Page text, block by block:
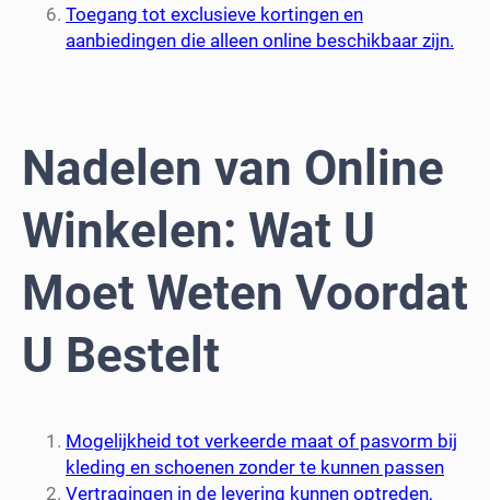
Toegang tot exclusieve kortingen en
aanbiedingen die alleen online beschikbaar zijn.
Nadelen van Online
Winkelen: Wat U
Moet Weten Voordat
U Bestelt
Mogelijkheid tot verkeerde maat of pasvorm bij
kleding en schoenen zonder te kunnen passen
Vertragingen in de levering kunnen optreden,